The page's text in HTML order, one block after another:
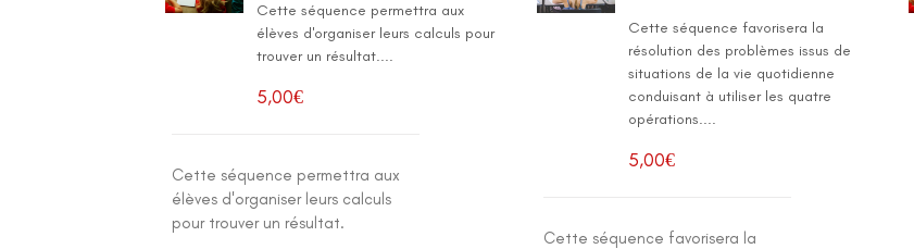
Cette séquence permettra aux
élèves d'organiser leurs calculs pour
trouver un résultat....
5,00€
Cette séquence permettra aux
élèves d'organiser leurs calculs
pour trouver un résultat.
Cette séquence favorisera la
résolution des problèmes issus de
situations de la vie quotidienne
conduisant à utiliser les quatre
opérations....
5,00€
Cette séquence favorisera la